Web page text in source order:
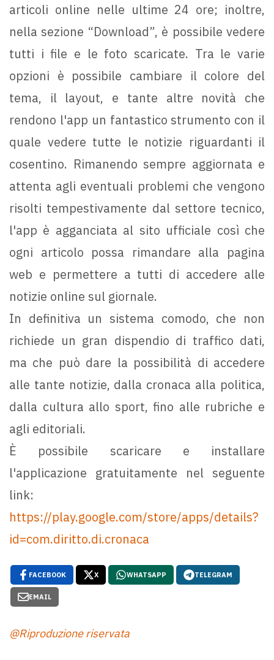
articoli online nelle ultime 24 ore; inoltre,
nella sezione “Download”, è possibile vedere
tutti i file e le foto scaricate. Tra le varie
opzioni è possibile cambiare il colore del
tema, il layout, e tante altre novità che
rendono l'app un fantastico strumento con il
quale vedere tutte le notizie riguardanti il
cosentino. Rimanendo sempre aggiornata e
attenta agli eventuali problemi che vengono
risolti tempestivamente dal settore tecnico,
l'app è agganciata al sito ufficiale così che
ogni articolo possa rimandare alla pagina
web e permettere a tutti di accedere alle
notizie online sul giornale.
In definitiva un sistema comodo, che non
richiede un gran dispendio di traffico dati,
ma che può dare la possibilità di accedere
alle tante notizie, dalla cronaca alla politica,
dalla cultura allo sport, fino alle rubriche e
agli editoriali.
È possibile scaricare e installare
l'applicazione gratuitamente nel seguente
link:
https://play.google.com/store/apps/details?
id=com.diritto.di.cronaca
FACEBOOK X WHATSAPP TELEGRAM
EMAIL
@Riproduzione riservata